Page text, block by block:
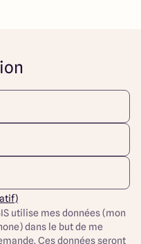
de 100 m², se
spacieuses,
toute votre famille
avec des espaces
plein air. Ne manquez
maison dans un cadre
ARLOGIS sur
Le modèle est
et besoins et
options de
d’informations. Le prix
utilise mes données (mon
dans le but de me
Ces données seront